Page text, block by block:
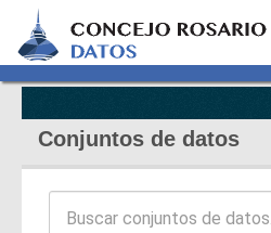
Conjuntos de datos